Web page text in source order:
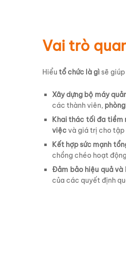
Vai trò
Hiểu tổ chức là gì sẽ
Xây dựng bộ máy
các thành viên,
Khai thác tối đa tiềm
việcvà giá trị cho tập
Kết hợp sức mạnh
chồng chéo hoạt
Đảm bảo hiệu quả và
của các quyết định